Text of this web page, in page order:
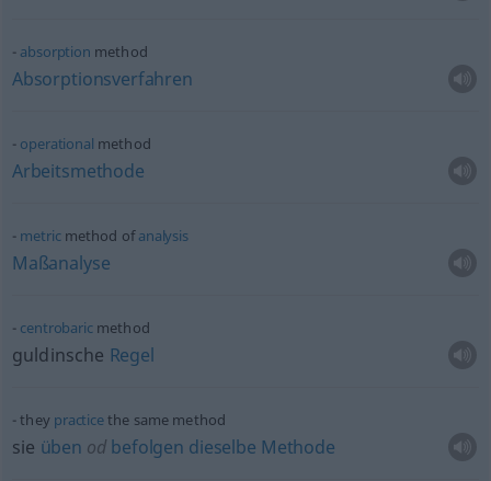
absorption method
Absorptionsverfahren
operational method
Arbeitsmethode
metricmethod ofanalysis
Maßanalyse
centrobaricmethod
guldinsche Regel
they practicethe same method
sie üben od befolgen dieselbe Methode